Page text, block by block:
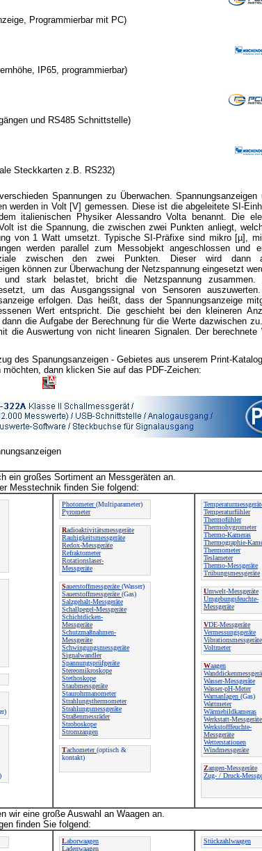
Programmierbar mit PC)
IP65, programmierbar)
und RS485 Schnittstelle)
Steckkarten z.B. RS232)
Spannungen zu Überwachen. Spannungsanzeigen
werden in Volt [V] gemessen. Diese ist die abgeleitete SI-
italienischen Physiker Alessandro Volta benannt. Die
ist die Spannung, die zwischen zwei Punkten anliegt,
von 1 Watt umsetzt. Typische SI-Präfixe sind mikro [µ],
werden parallel zum Messobjekt angeschlossen und
zwischen den zwei Punkten. Dieser wird dann
können zur Überwachung der Netzspannung eingesetzt
stark belastet, bricht die Netzspannung zusammen.
um das Ausgangssignal von Sensoren
erfolgen. Das heißt, dass der Spannungsanzeige
Wert entspricht. Die geschieht bei den kleineren
die Aufgabe der Berechnung für die Werte dazwischen
die Auswertung von nicht linearen Signalen. Der
des Spanungsanzeigen - Gebietes aus unserem Print-Katalog
möchten, dann klicken Sie auf das PDF-Zeichen:
ein großes Sortiment an Messgeräten an.
Messtechnik finden Sie folgend:
Photometer(Multiparameter)
Pyrometer
Radioaktivitätsmessgeräte
Rauhigkeitsmessgeräte
Redox-Messgeräte
Refraktometer
Rotationslaser-
Messgeräte
Sauerstoffmessgeräte (Wasser)
Sauerstoffmessgeräte (Gas)
Salzgehalt-Messgeräte
Schallpegel-Messgeräte
Schichtdicken-
Messgeräte
Schutzmaßnahmen-
Messgeräte
Schwingungsmessgeräte
Signalwandler
Spannungsprüfgeräte
Stereomikroskope
Stethoskope
Staubmessgeräte
Staurohrmanometer
Strahlungsthermometer
Strahlungsmessgeräte
Straßenmessräder
Stroboskope
Stromzangen
Tachometer(optisch &
kontakt)
Temperaturfühler
Thermofühler
Thermohygrometer
Thermo-Kameras
Thermographie-
Thermometer
Teslameter
Thermo-Messgeräte
Trübungsmessgeräte
Umwelt-Messgeräte
Umgebungsfeuchte-
Messgeräte
VDE-Messgeräte
Vermessungsgeräte
Vibrationsmessgeräte
Voltmeter
Waagen
Wasser-Messgeräte
Wasser-pH-Meter
Warnanlagen (Gas)
Wattmeter
Wärmebildkameras
Werkstatt-Messgeräte
Werkstofffeuchte-
Messgeräte
Wetterstationen
Windmessgeräte
Zangen-Messgeräte
Zug- / Druck-
wir eine große Auswahl an Waagen an.
finden Sie folgend:
Laborwaagen
Ladenwaagen
Stückzahlwaagen